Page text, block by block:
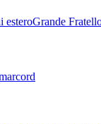
esteroGrande